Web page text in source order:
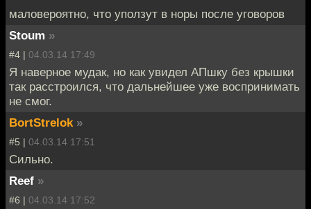
маловероятно, что уползут в норы после уговоров
Stoum »
#4 | 04.03.14 17:49
Я наверное мудак, но как увидел АПшку без крышки
так расстроился, что дальнейшее уже воспринимать
не смог.
BortStrelok »
#5 | 04.03.14 17:51
Сильно.
Reef »
#6 | 04.03.14 17:52